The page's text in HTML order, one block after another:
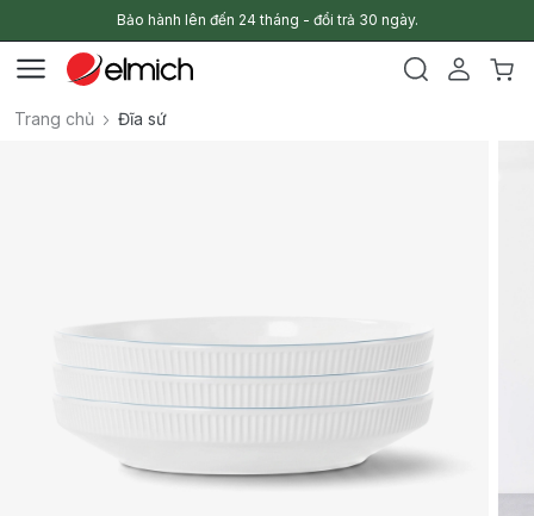
Bảo hành lên đến 24 tháng - đổi trả 30 ngày.
Trang chủ Đĩa sứ